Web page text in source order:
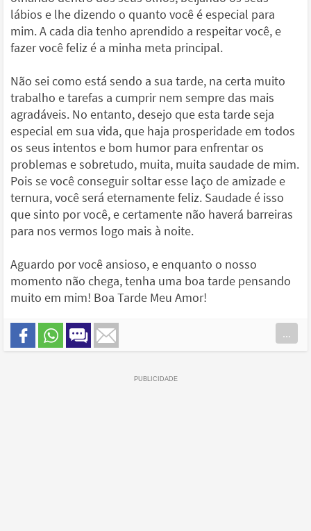
lábios e lhe dizendo o quanto você é especial para
mim. A cada dia tenho aprendido a respeitar você, e
fazer você feliz é a minha meta principal.
Não sei como está sendo a sua tarde, na certa muito
trabalho e tarefas a cumprir nem sempre das mais
agradáveis. No entanto, desejo que esta tarde seja
especial em sua vida, que haja prosperidade em todos
os seus intentos e bom humor para enfrentar os
problemas e sobretudo, muita, muita saudade de mim.
Pois se você conseguir soltar esse laço de amizade e
ternura, você será eternamente feliz. Saudade é isso
que sinto por você, e certamente não haverá barreiras
para nos vermos logo mais à noite.
Aguardo por você ansioso, e enquanto o nosso
momento não chega, tenha uma boa tarde pensando
muito em mim! Boa Tarde Meu Amor!
...